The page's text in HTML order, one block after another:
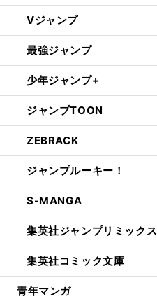
Vジャンプ
最強ジャンプ
少年ジャンプ+
ジャンプTOON
ZEBRACK
ジャンプルーキー！
S-MANGA
集英社ジャンプリミックス
集英社コミック文庫
青年マンガ